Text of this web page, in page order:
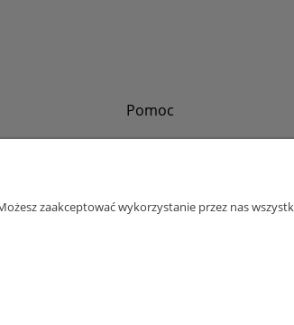
Pomoc
bok@abinvest.info
zaakceptować wykorzystanie przez nas